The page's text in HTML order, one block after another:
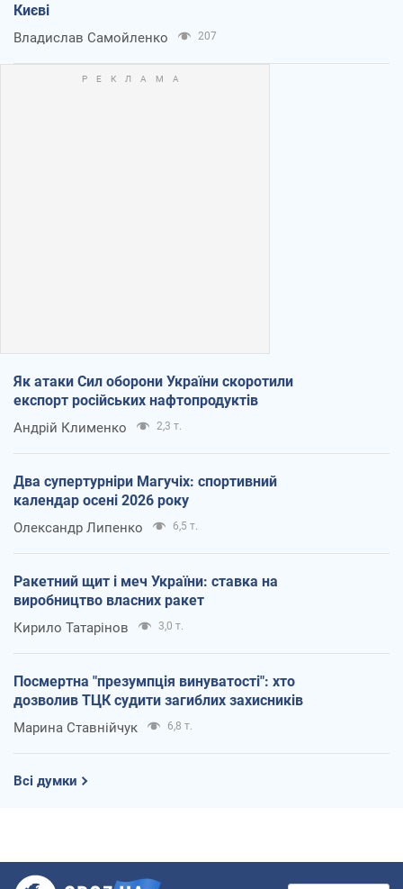
Києві
Владислав Самойленко 207
Як атаки Сил оборони України скоротили
експорт російських нафтопродуктів
Андрій Клименко 2,3 т.
Два супертурніри Магучіх: спортивний
календар осені 2026 року
Олександр Липенко 6,5 т.
Ракетний щит і меч України: ставка на
виробництво власних ракет
Кирило Татарінов 3,0 т.
Посмертна "презумпція винуватості": хто
дозволив ТЦК судити загиблих захисників
Марина Ставнійчук 6,8 т.
Всі думки